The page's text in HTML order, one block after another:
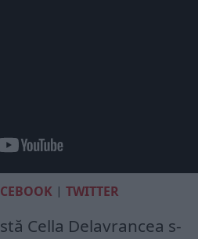
|TWITTER
Cella Delavrancea s-